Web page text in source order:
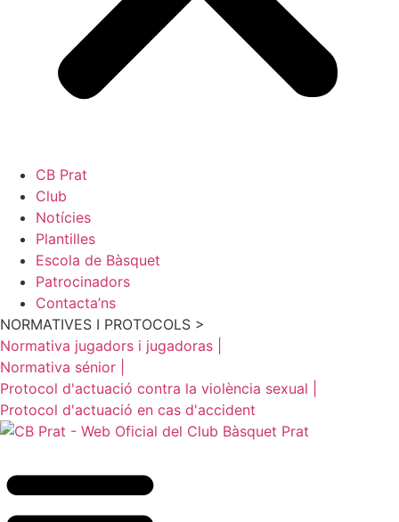
CB Prat
Club
Notícies
Plantilles
Escola de Bàsquet
Patrocinadors
Contacta’ns
NORMATIVES I PROTOCOLS >
Normativa jugadors i jugadoras |
Normativa sénior |
Protocol d'actuació contra la violència sexual |
Protocol d'actuació en cas d'accident